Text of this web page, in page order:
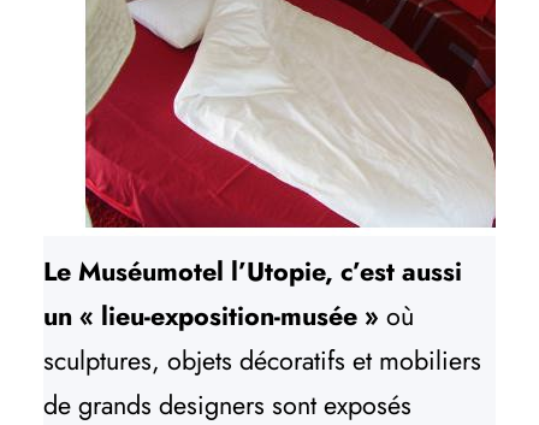
Le Muséumotel l’Utopie, c’est aussi
un « lieu-exposition-musée » où
sculptures, objets décoratifs et mobiliers
de grands designers sont exposés